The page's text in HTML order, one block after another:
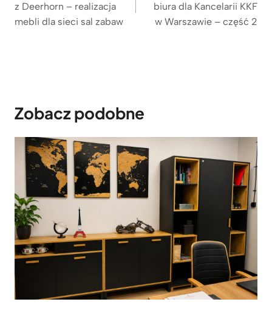
z Deerhorn – realizacja
mebli dla sieci sal zabaw
biura dla Kancelarii KKF
w Warszawie – część 2
Zobacz podobne